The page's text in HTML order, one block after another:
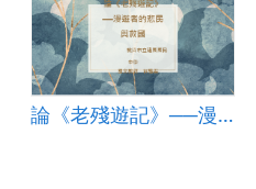
論《老殘遊記》──漫遊者的悲民與救國